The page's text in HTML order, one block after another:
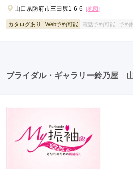
山口県防府市三田尻1-6-6 [地図]
カタログあり Web予約可能 電話予約可能 予約
ブライダル・ギャラリー鈴乃屋